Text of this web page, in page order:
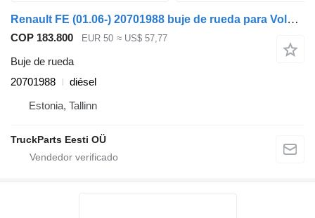
Renault FE (01.06-) 20701988 buje de rueda para Volvo FL, FE (2005-2014) cabeza tractora
COP 183.800 EUR 50 ≈ US$ 57,77
Buje de rueda
20701988
diésel
Estonia, Tallinn
TruckParts Eesti OÜ